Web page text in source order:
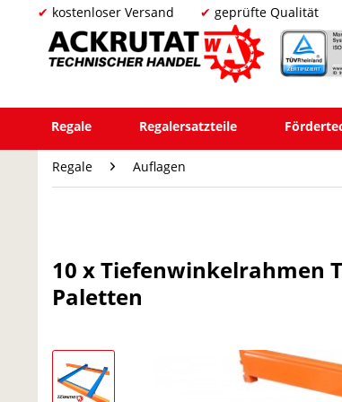
kostenloser Versand geprüfte Qualität
Regale Regalersatzteile
Regale Auflagen
10 x Tiefenwinkelrahmen
Paletten